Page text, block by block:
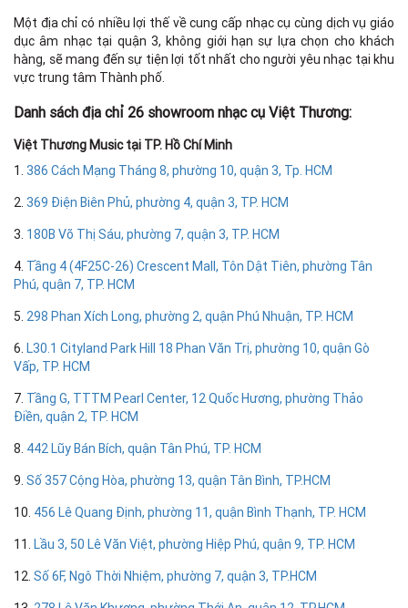
Một địa chỉ có nhiều lợi thế về cung cấp nhạc cụ cùng dịch vụ giáo
dục âm nhạc tại quận 3, không giới hạn sự lựa chọn cho khách
hàng, sẽ mang đến sự tiện lợi tốt nhất cho người yêu nhạc tại khu
vực trung tâm Thành phố.
Danh sách địa chỉ 26 showroom nhạc cụ Việt Thương:
Việt Thương Music tại TP. Hồ Chí Minh
1. 386 Cách Mạng Tháng 8, phường 10, quận 3, Tp. HCM
2. 369 Điện Biên Phủ, phường 4, quận 3, TP. HCM
3. 180B Võ Thị Sáu, phường 7, quận 3, TP. HCM
4. Tầng 4 (4F25C-26) Crescent Mall, Tôn Dật Tiên, phường Tân
Phú, quận 7, TP. HCM
5. 298 Phan Xích Long, phường 2, quận Phú Nhuận, TP. HCM
6. L30.1 Cityland Park Hill 18 Phan Văn Trị, phường 10, quận Gò
Vấp, TP. HCM
7. Tầng G, TTTM Pearl Center, 12 Quốc Hương, phường Thảo
Điền, quận 2, TP. HCM
8. 442 Lũy Bán Bích, quận Tân Phú, TP. HCM
9. Số 357 Cộng Hòa, phường 13, quận Tân Bình, TP.HCM
10. 456 Lê Quang Định, phường 11, quận Bình Thạnh, TP. HCM
11. Lầu 3, 50 Lê Văn Việt, phường Hiệp Phú, quận 9, TP. HCM
12. Số 6F, Ngô Thời Nhiệm, phường 7, quận 3, TP.HCM